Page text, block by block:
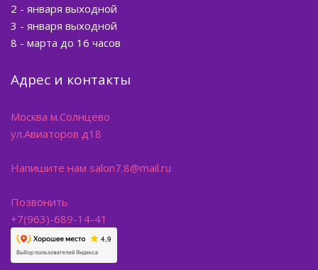
2 - января выходной
3 - января выходной
8 - марта до 16 часов
Адрес и контакты
Москва м.Солнцево
ул.Авиаторов д18
Напишите нам salon7.8@mail.ru
Позвонить
+7(963)-689-14-41